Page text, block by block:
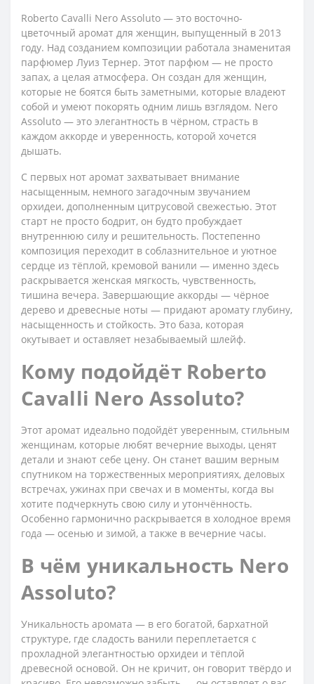
Roberto Cavalli Nero Assoluto — это восточно-
цветочный аромат для женщин, выпущенный в 2013
году. Над созданием композиции работала знаменитая
парфюмер Луиз Тернер. Этот парфюм — не просто
запах, а целая атмосфера. Он создан для женщин,
которые не боятся быть заметными, которые владеют
собой и умеют покорять одним лишь взглядом. Nero
Assoluto — это элегантность в чёрном, страсть в
каждом аккорде и уверенность, которой хочется
дышать.
С первых нот аромат захватывает внимание
насыщенным, немного загадочным звучанием
орхидеи, дополненным цитрусовой свежестью. Этот
старт не просто бодрит, он будто пробуждает
внутреннюю силу и решительность. Постепенно
композиция переходит в соблазнительное и уютное
сердце из тёплой, кремовой ванили — именно здесь
раскрывается женская мягкость, чувственность,
тишина вечера. Завершающие аккорды — чёрное
дерево и древесные ноты — придают аромату глубину,
насыщенность и стойкость. Это база, которая
окутывает и оставляет незабываемый шлейф.
Кому подойдёт Roberto
Cavalli Nero Assoluto?
Этот аромат идеально подойдёт уверенным, стильным
женщинам, которые любят вечерние выходы, ценят
детали и знают себе цену. Он станет вашим верным
спутником на торжественных мероприятиях, деловых
встречах, ужинах при свечах и в моменты, когда вы
хотите подчеркнуть свою силу и утончённость.
Особенно гармонично раскрывается в холодное время
года — осенью и зимой, а также в вечерние часы.
В чём уникальность Nero
Assoluto?
Уникальность аромата — в его богатой, бархатной
структуре, где сладость ванили переплетается с
прохладной элегантностью орхидеи и тёплой
древесной основой. Он не кричит, он говорит твёрдо и